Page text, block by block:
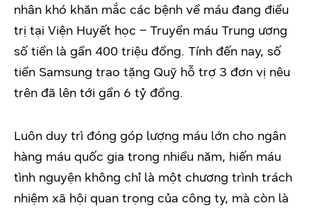
nhân khó khăn mắc các bệnh về máu đang điều
trị tại Viện Huyết học – Truyền máu Trung ương
số tiền là gần 400 triệu đồng. Tính đến nay, số
tiền Samsung trao tặng Quỹ hỗ trợ 3 đơn vị nêu
trên đã lên tới gần 6 tỷ đồng.
Luôn duy trì đóng góp lượng máu lớn cho ngân
hàng máu quốc gia trong nhiều năm, hiến máu
tình nguyện không chỉ là một chương trình trách
nhiệm xã hội quan trọng của công ty, mà còn là